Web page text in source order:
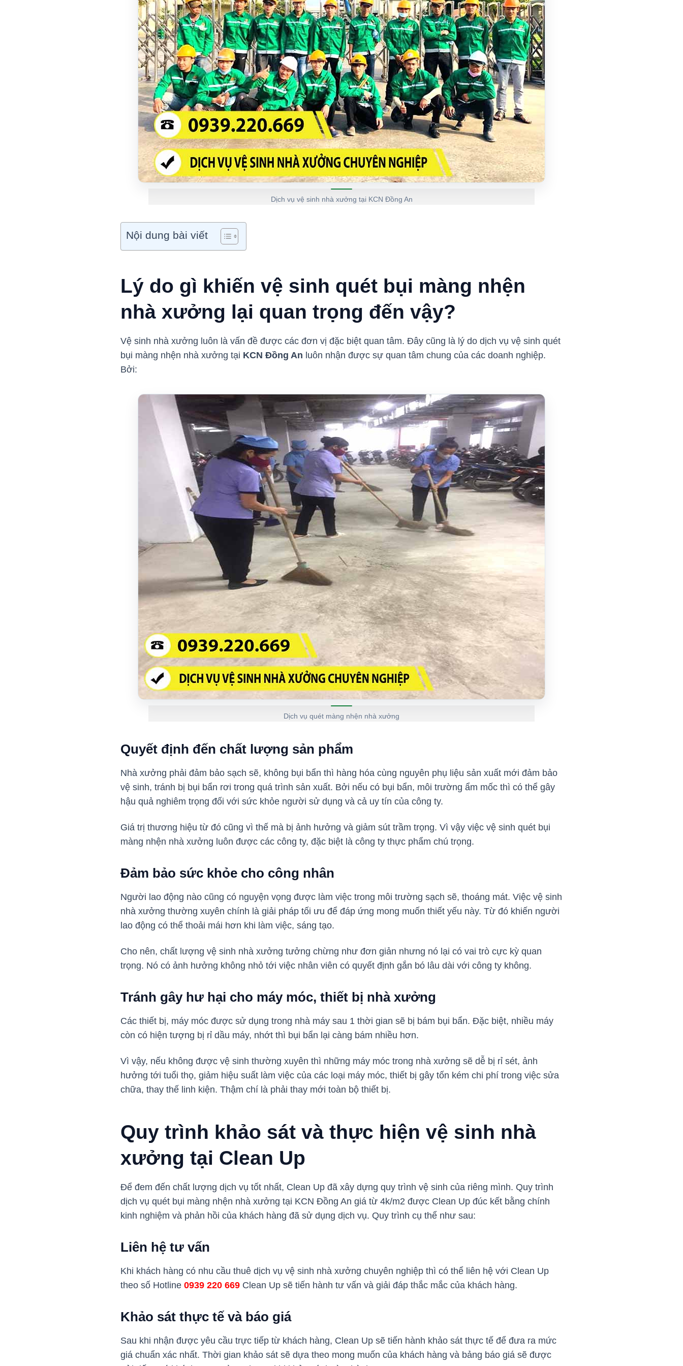
Dịch vụ vệ sinh nhà xưởng tại KCN Đồng An
Nội dung bài viết
Lý do gì khiến vệ sinh quét bụi màng nhện
nhà xưởng lại quan trọng đến vậy?
Vệ sinh nhà xưởng luôn là vấn đề được các đơn vị đặc biệt quan tâm. Đây cũng là lý do dịch vụ vệ sinh quét
bụi màng nhện nhà xưởng tại KCN Đồng An luôn nhận được sự quan tâm chung của các doanh nghiệp.
Bởi:
Dịch vụ quét màng nhện nhà xưởng
Quyết định đến chất lượng sản phẩm
Nhà xưởng phải đảm bảo sạch sẽ, không bụi bẩn thì hàng hóa cùng nguyên phụ liệu sản xuất mới đảm bảo
vệ sinh, tránh bị bụi bẩn rơi trong quá trình sản xuất. Bởi nếu có bụi bẩn, môi trường ẩm mốc thì có thể gây
hậu quả nghiêm trọng đối với sức khỏe người sử dụng và cả uy tín của công ty.
Giá trị thương hiệu từ đó cũng vì thế mà bị ảnh hưởng và giảm sút trầm trọng. Vì vậy việc vệ sinh quét bụi
màng nhện nhà xưởng luôn được các công ty, đặc biệt là công ty thực phẩm chú trọng.
Đảm bảo sức khỏe cho công nhân
Người lao động nào cũng có nguyện vọng được làm việc trong môi trường sạch sẽ, thoáng mát. Việc vệ sinh
nhà xưởng thường xuyên chính là giải pháp tối ưu để đáp ứng mong muốn thiết yếu này. Từ đó khiến người
lao động có thể thoải mái hơn khi làm việc, sáng tạo.
Cho nên, chất lượng vệ sinh nhà xưởng tưởng chừng như đơn giản nhưng nó lại có vai trò cực kỳ quan
trọng. Nó có ảnh hưởng không nhỏ tới việc nhân viên có quyết định gắn bó lâu dài với công ty không.
Tránh gây hư hại cho máy móc, thiết bị nhà xưởng
Các thiết bị, máy móc được sử dụng trong nhà máy sau 1 thời gian sẽ bị bám bụi bẩn. Đặc biệt, nhiều máy
còn có hiện tượng bị rỉ dầu máy, nhớt thì bụi bẩn lại càng bám nhiều hơn.
Vì vậy, nếu không được vệ sinh thường xuyên thì những máy móc trong nhà xưởng sẽ dễ bị rỉ sét, ảnh
hưởng tới tuổi thọ, giảm hiệu suất làm việc của các loại máy móc, thiết bị gây tốn kém chi phí trong việc sửa
chữa, thay thế linh kiện. Thậm chí là phải thay mới toàn bộ thiết bị.
Quy trình khảo sát và thực hiện vệ sinh nhà
xưởng tại Clean Up
Để đem đến chất lượng dịch vụ tốt nhất, Clean Up đã xây dựng quy trình vệ sinh của riêng mình. Quy trình
dịch vụ quét bụi màng nhện nhà xưởng tại KCN Đồng An giá từ 4k/m2 được Clean Up đúc kết bằng chính
kinh nghiệm và phản hồi của khách hàng đã sử dụng dịch vụ. Quy trình cụ thể như sau:
Liên hệ tư vấn
Khi khách hàng có nhu cầu thuê dịch vụ vệ sinh nhà xưởng chuyên nghiệp thì có thể liên hệ với Clean Up
theo số Hotline 0939 220 669 Clean Up sẽ tiến hành tư vấn và giải đáp thắc mắc của khách hàng.
Khảo sát thực tế và báo giá
Sau khi nhận được yêu cầu trực tiếp từ khách hàng, Clean Up sẽ tiến hành khảo sát thực tế để đưa ra mức
giá chuẩn xác nhất. Thời gian khảo sát sẽ dựa theo mong muốn của khách hàng và bảng báo giá sẽ được